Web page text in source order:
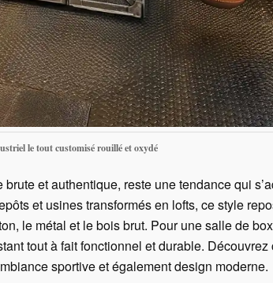
le tout customisé rouillé et oxydé
et authentique, reste une tendance qui
et usines transformés en lofts, ce style
le métal et le bois brut. Pour une salle de
tout à fait fonctionnel et durable.
sportive et également design moderne.